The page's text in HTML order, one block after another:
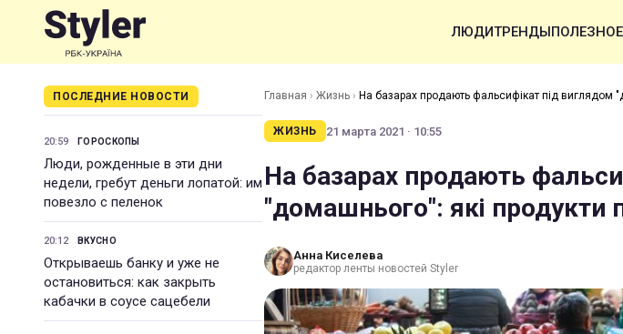
ЛЮДИТРЕНДЫПОЛЕЗНОЕ
ПОСЛЕДНИЕ НОВОСТИ
20:59 ГОРОСКОПЫ
Люди, рожденные в эти дни
недели, гребут деньги лопатой: им
повезло с пеленок
20:12 ВКУСНО
Открываешь банку и уже не
остановиться: как закрыть
кабачки в соусе сацебели
Главная › Жизнь › На базарах продають фальсифікат під виглядом
ЖИЗНЬ 21 марта 2021 · 10:55
На базарах продають
"домашнього": які продукти
Анна Киселева
редактор ленты новостей Styler